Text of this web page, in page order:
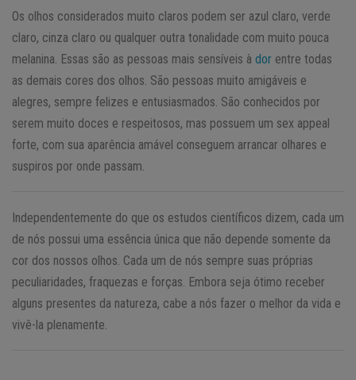
Os olhos considerados muito claros podem ser azul claro, verde
claro, cinza claro ou qualquer outra tonalidade com muito pouca
melanina. Essas são as pessoas mais sensíveis à dor entre todas
as demais cores dos olhos. São pessoas muito amigáveis e
alegres, sempre felizes e entusiasmados. São conhecidos por
serem muito doces e respeitosos, mas possuem um sex appeal
forte, com sua aparência amável conseguem arrancar olhares e
suspiros por onde passam.
Independentemente do que os estudos científicos dizem, cada um
de nós possui uma essência única que não depende somente da
cor dos nossos olhos. Cada um de nós sempre suas próprias
peculiaridades, fraquezas e forças. Embora seja ótimo receber
alguns presentes da natureza, cabe a nós fazer o melhor da vida e
vivê-la plenamente.